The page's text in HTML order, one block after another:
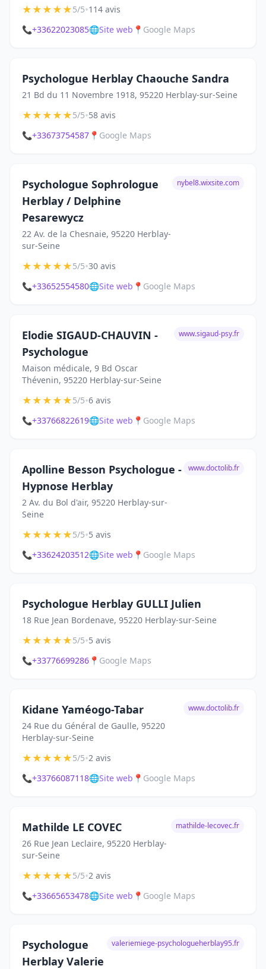
★★★★★5/5•114 avis
📞+33622023085🌐Site web 📍 Google Maps
Psychologue Herblay Chaouche Sandra
21 Bd du 11 Novembre 1918, 95220 Herblay-sur-Seine
★★★★★5/5•58 avis
📞+33673754587 📍 Google Maps
Psychologue Sophrologue
Herblay / Delphine
Pesarewycz
22 Av. de la Chesnaie, 95220 Herblay-
sur-Seine
nybel8.wixsite.com
★★★★★5/5•30 avis
📞+33652554580🌐Site web 📍 Google Maps
Elodie SIGAUD-CHAUVIN -
Psychologue
Maison médicale, 9 Bd Oscar
Thévenin, 95220 Herblay-sur-Seine
www.sigaud-psy.fr
★★★★★5/5•6 avis
📞+33766822619🌐Site web 📍 Google Maps
Apolline Besson Psychologue -
Hypnose Herblay
2 Av. du Bol d'air, 95220 Herblay-sur-
Seine
www.doctolib.fr
★★★★★5/5•5 avis
📞+33624203512🌐Site web 📍 Google Maps
Psychologue Herblay GULLI Julien
18 Rue Jean Bordenave, 95220 Herblay-sur-Seine
★★★★★5/5•5 avis
📞+33776699286 📍 Google Maps
Kidane Yaméogo-Tabar
24 Rue du Général de Gaulle, 95220
Herblay-sur-Seine
www.doctolib.fr
★★★★★5/5•2 avis
📞+33766087118🌐Site web 📍 Google Maps
Mathilde LE COVEC
26 Rue Jean Leclaire, 95220 Herblay-
sur-Seine
mathilde-lecovec.fr
★★★★★5/5•2 avis
📞+33665653478🌐Site web 📍 Google Maps
Psychologue
Herblay Valerie
valeriemiege-psychologueherblay95.fr